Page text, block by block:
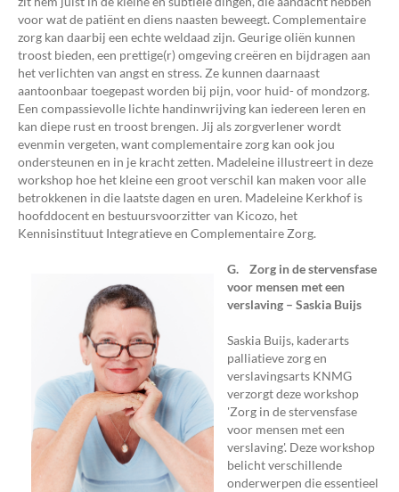
voor wat de patiënt en diens naasten beweegt. Complementaire
zorg kan daarbij een echte weldaad zijn. Geurige oliën kunnen
troost bieden, een prettige(r) omgeving creëren en bijdragen aan
het verlichten van angst en stress. Ze kunnen daarnaast
aantoonbaar toegepast worden bij pijn, voor huid- of mondzorg.
Een compassievolle lichte handinwrijving kan iedereen leren en
kan diepe rust en troost brengen. Jij als zorgverlener wordt
evenmin vergeten, want complementaire zorg kan ook jou
ondersteunen en in je kracht zetten. Madeleine illustreert in deze
workshop hoe het kleine een groot verschil kan maken voor alle
betrokkenen in die laatste dagen en uren. Madeleine Kerkhof is
hoofddocent en bestuursvoorzitter van Kicozo, het
Kennisinstituut Integratieve en Complementaire Zorg.
G. Zorg in de stervensfase
voor mensen met een
verslaving – Saskia Buijs
Saskia Buijs, kaderarts
palliatieve zorg en
verslavingsarts KNMG
verzorgt deze workshop
'Zorg in de stervensfase
voor mensen met een
verslaving'. Deze workshop
belicht verschillende
onderwerpen die essentieel